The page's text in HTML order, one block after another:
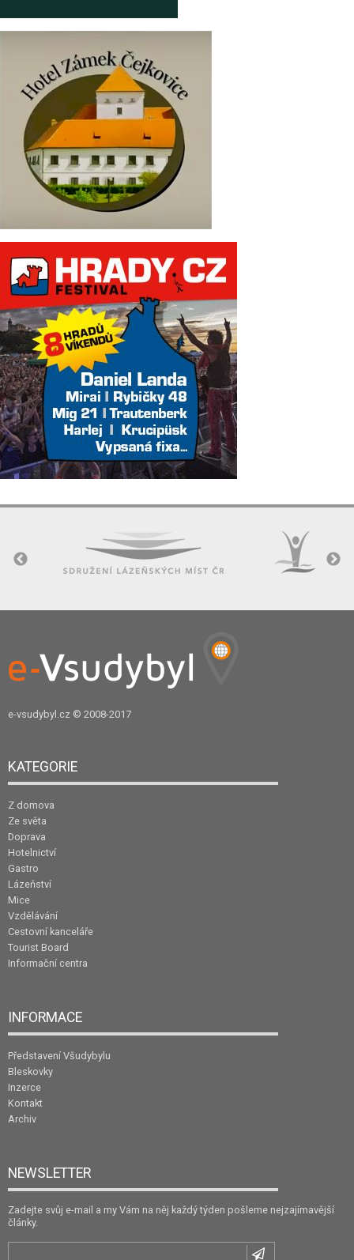
e-vsudybyl.cz © 2008-2017
KATEGORIE
Z domova
Ze světa
Doprava
Hotelnictví
Gastro
Lázeňství
Mice
Vzdělávání
Cestovní kanceláře
Tourist Board
Informační centra
INFORMACE
Představení Všudybylu
Bleskovky
Inzerce
Kontakt
Archiv
NEWSLETTER
Zadejte svůj e-mail a my Vám na něj každý týden pošleme nejzajímavější
články.